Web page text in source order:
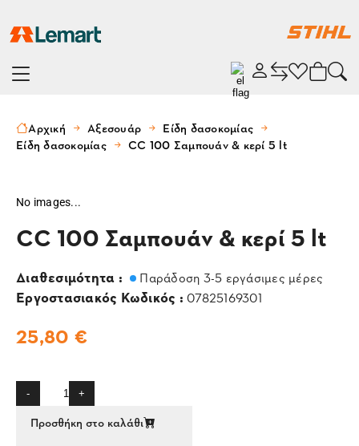
Αρχική Αξεσουάρ
Είδη δασοκομίας
Είδη δασοκομίας
CC 100 Σαμπουάν & κερί 5 lt
No images...
CC 100 Σαμπουάν & κερί 5 lt
Διαθεσιμότητα : Παράδοση 3-5 εργάσιμες μέρες
Εργοστασιακός Κωδικός : 07825169301
25,80 €
- +
Προσθήκη στο καλάθι